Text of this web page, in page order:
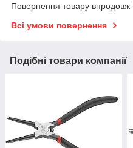
Повернення товару впродовж
Всі умови повернення
Подібні товари компанії